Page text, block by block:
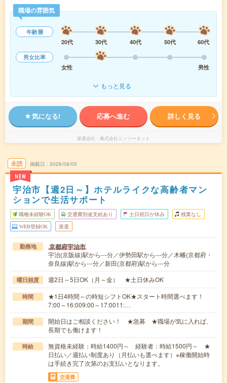
職場の雰囲気
年齢層
20代
30代 40代 50代
60代
男女比率
女性
男性
もっと見る
気になる! 応募へ進む 詳しく見る
派遣会社 株式会社ニッソーネット
未読
NEW
掲載日 2026/08/05
宇治市【週2日～】ホテルライクな高齢者マン
ションで生活サポート
職種未経験OK 交通費別途支給あり 土日祝日が休み 残業なし
WEB登録OK 派遣
勤務地 京都府宇治市
宇治(京阪線)駅から---分／伊勢田駅から---分／木幡(京都府・
奈良線)駅から---分／新田(京都府)駅から---分
曜日頻度 週2日～5日OK（月～金） ★土日休みOK
時間
★1日4時間～の時短シフトOK★スタート時間選べます！
7:00～16:009:00～17:0011:…
期間
開始日はご相談ください！ ★急募 ★職場が気に入れば、
長期でも働けます！
時給
無資格未経験：時給1400円～ 経験者：時給1500円～ ★
日払い／週払い制度あり（月払いも選べます）※稼働開始時
は手続き完了次第のお支払いとなります。
交通費